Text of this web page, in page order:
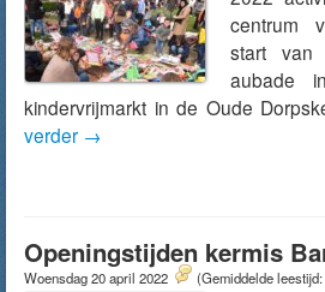
centrum
start van
aubade
kindervrijmarkt in de Oude
verder →
Openingstijden kermis
Woensdag 20 april 2022 (Gemiddelde